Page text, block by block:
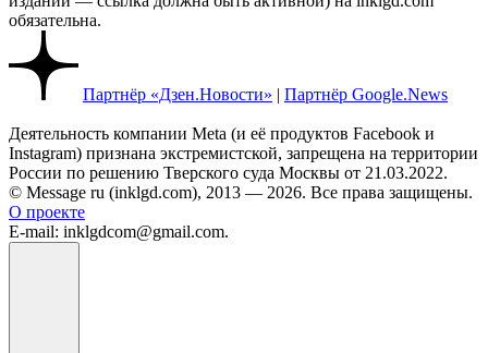
обязательна.
Партнёр «Дзен.Новости» | Партнёр Google.News
Деятельность компании Meta (и её продуктов Facebook и
Instagram) признана экстремистской, запрещена на территории
России по решению Тверского суда Москвы от 21.03.2022.
© Message ru (inklgd.com), 2013 — 2026. Все права защищены.
О проекте
E-mail: inklgdcom@gmail.com.